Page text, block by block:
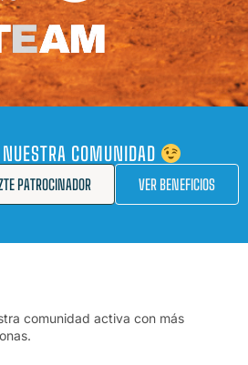
COMUNIDAD
VER BENEFICIOS
PATROCINADOR
comunidad activa con más